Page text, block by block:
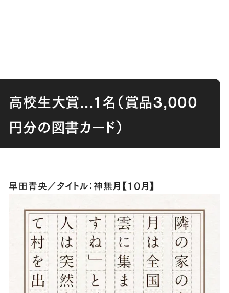
高校生大賞...１名（賞品3,000
円分の図書カード）
早田青央／タイトル：神無月【１０月】